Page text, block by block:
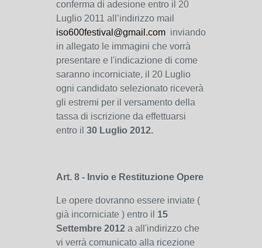
conferma di adesione entro il 20
Luglio 2011 all’indirizzo mail
iso600festival@gmail.com inviando
in allegato le immagini che vorrà
presentare e l'indicazione di come
saranno incorniciate, il 20 Luglio
ogni candidato selezionato riceverà
gli estremi per il versamento della
tassa di iscrizione da effettuarsi
entro il 30 Luglio 2012.
Art. 8 - Invio e Restituzione Opere
Le opere dovranno essere inviate (
già incorniciate ) entro il 15
Settembre 2012a all'indirizzo che
vi verrà comunicato alla ricezione